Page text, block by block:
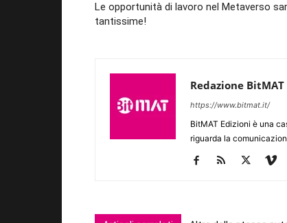
Le opportunità di lavoro nel Metaverso
tantissime!
Redazione BitMAT
https://www.bitmat.it/
BitMAT Edizioni è una
riguarda la